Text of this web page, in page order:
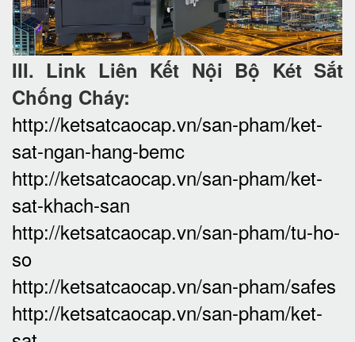
III. Link Liên Kết Nội Bộ Két Sắt
Chống Cháy:
http://ketsatcaocap.vn/san-pham/ket-
sat-ngan-hang-bemc
http://ketsatcaocap.vn/san-pham/ket-
sat-khach-san
http://ketsatcaocap.vn/san-pham/tu-ho-
so
http://ketsatcaocap.vn/san-pham/safes
http://ketsatcaocap.vn/san-pham/ket-